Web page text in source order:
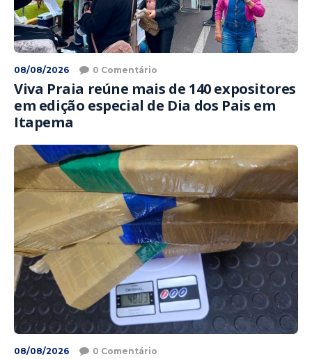
08/08/2026 0 Comentário
Viva Praia reúne mais de 140 expositores
em edição especial de Dia dos Pais em
Itapema
08/08/2026 0 Comentário